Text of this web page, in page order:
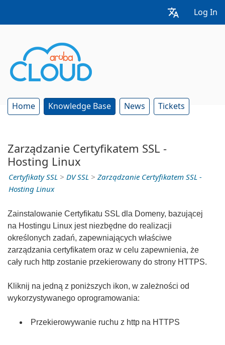
Log In
Home Knowledge Base News Tickets
Zarządzanie Certyfikatem SSL -
Hosting Linux
Certyfikaty SSL > DV SSL > Zarządzanie Certyfikatem SSL -
Hosting Linux
Zainstalowanie Certyfikatu SSL dla Domeny, bazującej
na Hostingu Linux jest niezbędne do realizacji
określonych zadań, zapewniających właściwe
zarządzania certyfikatem oraz w celu zapewnienia, że
cały ruch http zostanie przekierowany do strony HTTPS.
Kliknij na jedną z poniższych ikon, w zależności od
wykorzystywanego oprogramowania:
Przekierowywanie ruchu z http na HTTPS